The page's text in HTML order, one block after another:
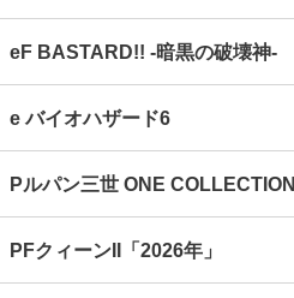
eF BASTARD!! ‐暗黒の破壊神‐
e バイオハザード6
Pルパン三世 ONE COLLECTION
PFクィーンII「2026年」